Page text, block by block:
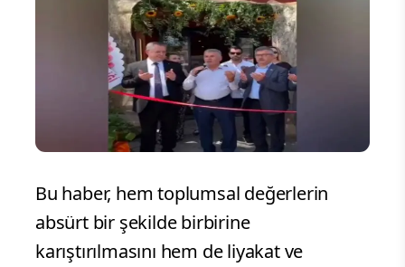
Bu haber, hem toplumsal değerlerin
absürt bir şekilde birbirine
karıştırılmasını hem de liyakat ve